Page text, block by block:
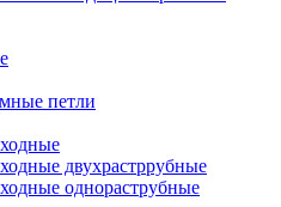
петли
двухрастррубные
однораструбные